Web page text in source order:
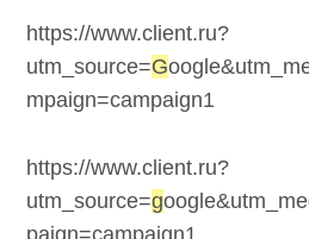
https://www.client.ru?
utm_source=G
ampaign=campaign1
https://www.client.ru?
utm_source=g
ampaign=campaign1